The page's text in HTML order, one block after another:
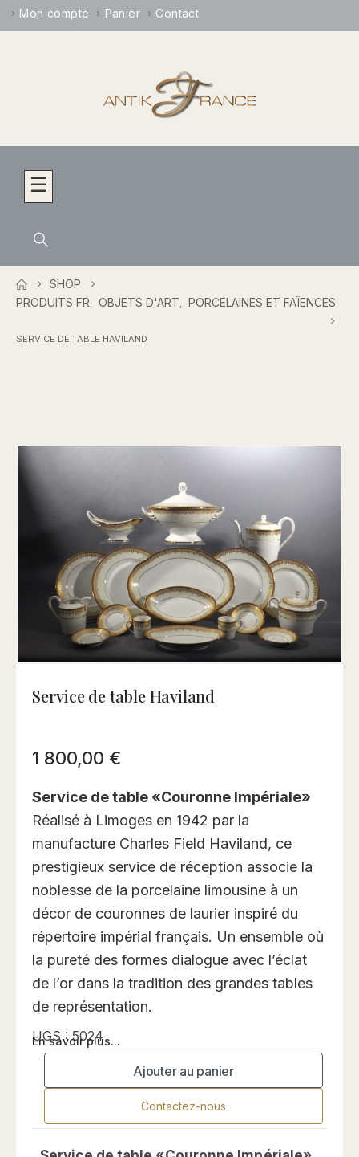
Mon compte Panier Contact
☰
SHOP
PRODUITS FR, OBJETS D'ART, PORCELAINES ET FAÏENCES
SERVICE DE TABLE HAVILAND
Service de table Haviland
1 800,00 €
Service de table «Couronne Impériale»
Réalisé à Limoges en 1942 par la
manufacture Charles Field Haviland, ce
prestigieux service de réception associe la
noblesse de la porcelaine limousine à un
décor de couronnes de laurier inspiré du
répertoire impérial français. Un ensemble où
la pureté des formes dialogue avec l’éclat
de l’or dans la tradition des grandes tables
de représentation.
En savoir plus...
UGS :5024
Ajouter au panier
Contactez-nous